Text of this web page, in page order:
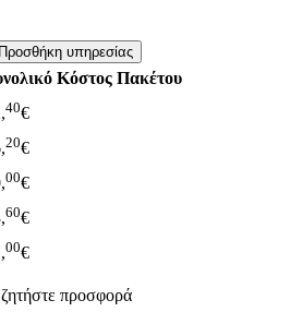
Προσθήκη υπηρεσίας
Κόστος Πακέτου
40€
20€
00€
60€
00€
προσφορά